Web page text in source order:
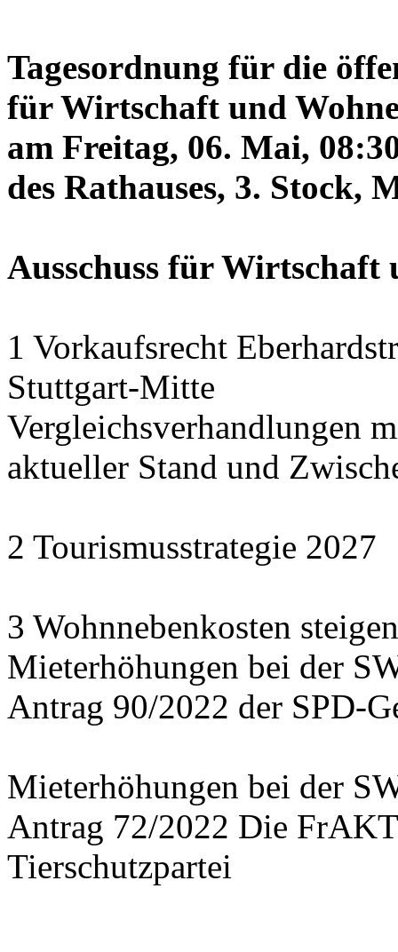
Tagesordnung für die
für Wirtschaft und
am Freitag, 06. Mai,
des Rathauses, 3. Stock,
Ausschuss für Wirtschaft
1 Vorkaufsrecht
Stuttgart-Mitte
Vergleichsverhandlungen
aktueller Stand und
2 Tourismusstrategie 2027
3 Wohnnebenkosten
Mieterhöhungen bei der
Antrag 90/2022 der SPD-
Mieterhöhungen bei der
Antrag 72/2022 Die
Tierschutzpartei